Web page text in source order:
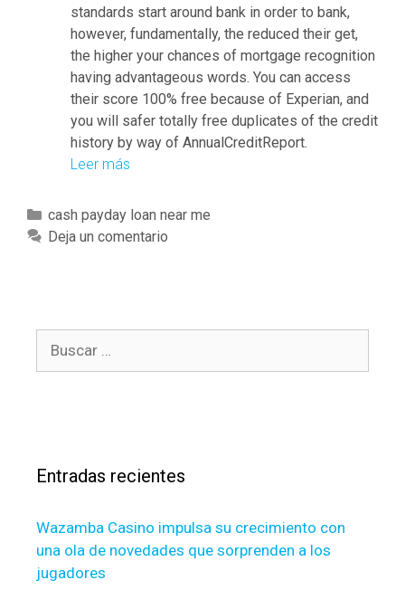
standards start around bank in order to bank,
however, fundamentally, the reduced their get,
the higher your chances of mortgage recognition
having advantageous words. You can access
their score 100% free because of Experian, and
you will safer totally free duplicates of the credit
history by way of AnnualCreditReport.
Leer más
r
a
o
t
i
C
a
r
í
cash payday loan near me
Deja un comentario
:Entradas recientes
Wazamba Casino impulsa su crecimiento con
una ola de novedades que sorprenden a los
jugadores